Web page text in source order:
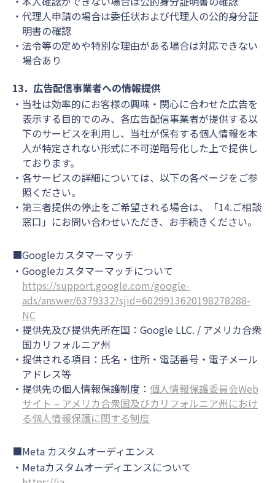
代理人申請の場合は委任状および代理人の公的身分証
明書の確認
法令等の定めや特別な理由がある場合は対応できない
場合あり
13．広告配信事業者への情報提供
当社は効率的にお客様の興味・関心に合わせた広告を
表示する目的でのみ、各広告配信事業者が提供する以
下のサービスを利用し、当社が保有する個人情報を本
人が特定されない形式に不可逆暗号化した上で提供し
ております。
各サービスの詳細については、以下の各ページをご参
照ください。
第三者提供の停止をご希望される場合は、「14.ご相談
窓口」にお問い合わせいただき、お手続きください。
■Googleカスタマーマッチ
Googleカスタマーマッチについて
https://support.google.com/google-
ads/answer/6379332?sjid=6029913620198278288-
NC
提供先及び提供先所在国：Google LLC. / アメリカ合衆
国カリフォルニア州
提供される項目：氏名・住所・電話番号・電子メール
アドレス等
提供先の個人情報保護制度： 個人情報保護委員会Web
サイト – アメリカ合衆国及びカリフォルニア州におけ
る個人情報保護に関する制度
■Meta カスタムオーディエンス
Metaカスタムオーディエンスについて